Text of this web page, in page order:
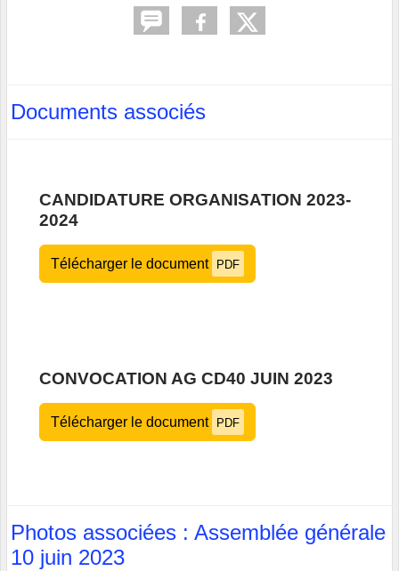
Documents associés
CANDIDATURE ORGANISATION 2023-
2024
Télécharger le document PDF
CONVOCATION AG CD40 JUIN 2023
Télécharger le document PDF
Photos associées : Assemblée générale
10 juin 2023